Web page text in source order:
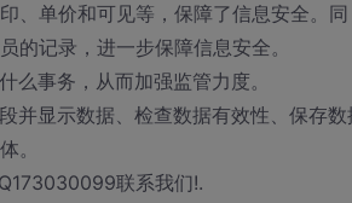
、单价和可见等，保障了信息安全。同
的记录，进一步保障信息安全。
事务，从而加强监管力度。
并显示数据、检查数据有效性、保存数
。
联系我们!.